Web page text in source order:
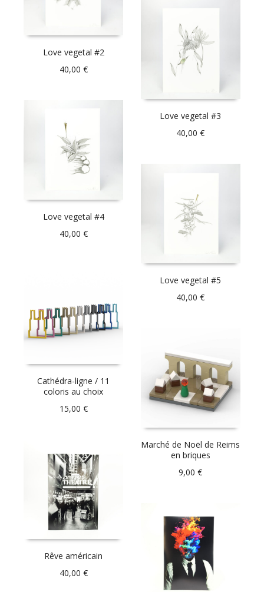
Love vegetal #2
40,00 €
Love vegetal #3
40,00€
Love vegetal #4
40,00 €
Love vegetal #5
40,00€
Cathédra-ligne / 11
coloris au choix
15,00 €
Marché de Noël de Reims
en briques
9,00€
Rêve américain
40,00 €